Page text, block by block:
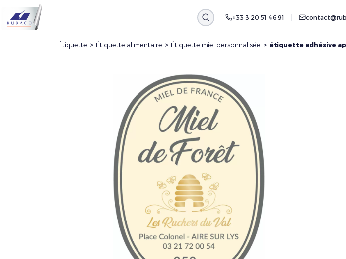
+33 3 20 51 46 91
Étiquette > Étiquette alimentaire > Étiquette miel personnalisée > étiquette adhésive